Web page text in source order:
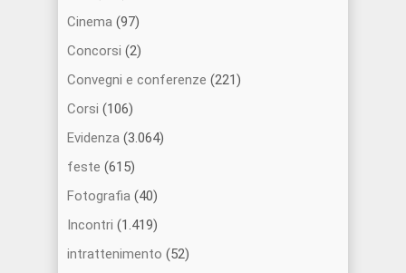
Cinema (97)
Concorsi (2)
Convegni e conferenze (221)
Corsi (106)
Evidenza (3.064)
feste (615)
Fotografia (40)
Incontri (1.419)
intrattenimento (52)